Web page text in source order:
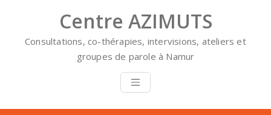
content
Centre AZIMUTS
Consultations, co-thérapies, intervisions, ateliers et
groupes de parole à Namur